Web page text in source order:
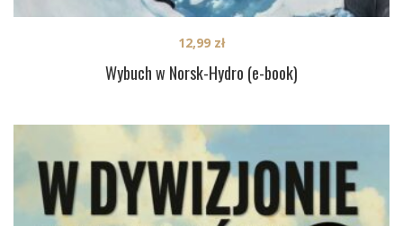
Wybuch w Norsk-Hydro (e-book)
12,99 zł